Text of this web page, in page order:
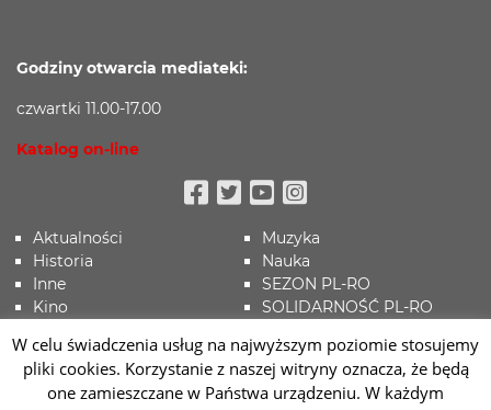
Godziny otwarcia mediateki:
czwartki 11.00-17.00
Katalog on-line
Facebook
Twitter
Youtube
Instagram
Aktualności
Historia
Inne
Kino
Literatura
Literatura
MURALE RO/MD
Muzyka
Nauka
SEZON PL-RO
SOLIDARNOŚĆ PL-RO
Sztuki wizualne
Teatr
Wydarzenia
W celu świadczenia usług na najwyższym poziomie stosujemy
pliki cookies. Korzystanie z naszej witryny oznacza, że będą
one zamieszczane w Państwa urządzeniu. W każdym